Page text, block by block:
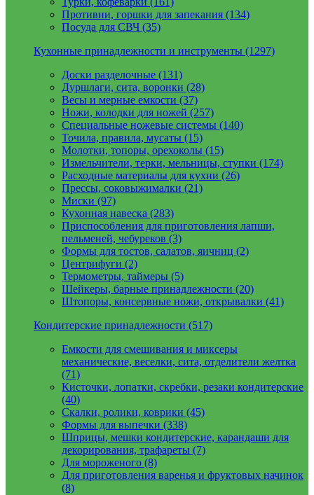
Противни, горшки для запекания (134)
Посуда для СВЧ (35)
Кухонные принадлежности и инструменты (1297)
Доски разделочные (131)
Дуршлаги, сита, воронки (28)
Весы и мерные емкости (37)
Ножи, колодки для ножей (257)
Специальные ножевые системы (140)
Точила, правила, мусаты (15)
Молотки, топоры, орехоколы (15)
Измельчители, терки, мельницы, ступки (174)
Расходные материалы для кухни (26)
Прессы, соковыжималки (21)
Миски (97)
Кухонная навеска (283)
Приспособления для приготовления лапши,
пельменей, чебуреков (3)
Формы для тостов, салатов, яичниц (2)
Центрифуги (2)
Термометры, таймеры (5)
Шейкеры, барные принадлежности (20)
Штопоры, консервные ножи, открывалки (41)
Кондитерские принадлежности (517)
Емкости для смешивания и миксеры
механические, веселки, сита, отделители желтка
(71)
Кисточки, лопатки, скребки, резаки кондитерские
(40)
Скалки, ролики, коврики (45)
Формы для выпечки (338)
Шприцы, мешки кондитерские, карандаши для
декорирования, трафареты (7)
Для мороженого (8)
Для приготовления варенья и фруктовых начинок
(8)